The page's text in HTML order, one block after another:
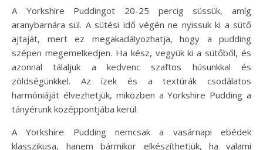
A Yorkshire Puddingot 20-25 percig süssük, amíg
aranybarnára sül. A sütési idő végén ne nyissuk ki a sütő
ajtaját, mert ez megakadályozhatja, hogy a pudding
szépen megemelkedjen. Ha kész, vegyük ki a sütőből, és
azonnal tálaljuk a kedvenc szaftos húsunkkal és
zöldségünkkel. Az ízek és a textúrák csodálatos
harmóniáját élvezhetjük, miközben a Yorkshire Pudding a
tányérunk középpontjába kerül.
A Yorkshire Pudding nemcsak a vasárnapi ebédek
klasszikusa, hanem bármikor elkészíthetjük, ha valami